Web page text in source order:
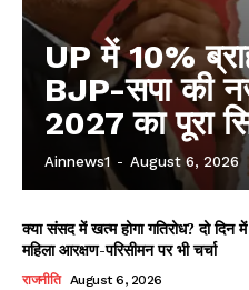
UP में 10%
BJP-सपा की
2027 का पूरा
Ainnews1 - August 6, 2026
क्या संसद में खत्म होगा गतिरोध? दो दिन
महिला आरक्षण-परिसीमन पर भी चर्चा
राजनीति August 6, 2026